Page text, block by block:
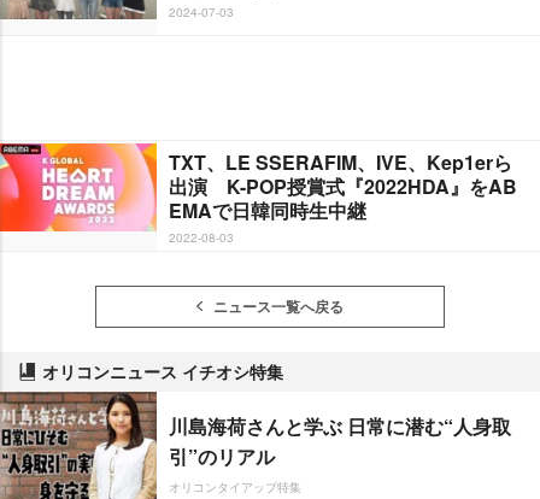
2024-07-03
TXT、LE SSERAFIM、IVE、Kep1erら
出演 K-POP授賞式『2022HDA』をAB
EMAで日韓同時生中継
2022-08-03
ニュース一覧へ戻る
オリコンニュース イチオシ特集
川島海荷さんと学ぶ 日常に潜む“人身取
引”のリアル
オリコンタイアップ特集